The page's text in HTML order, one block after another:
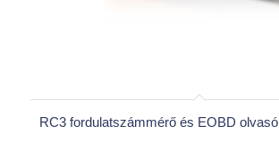
RC3 fordulatszámmérő és EOBD olvasó